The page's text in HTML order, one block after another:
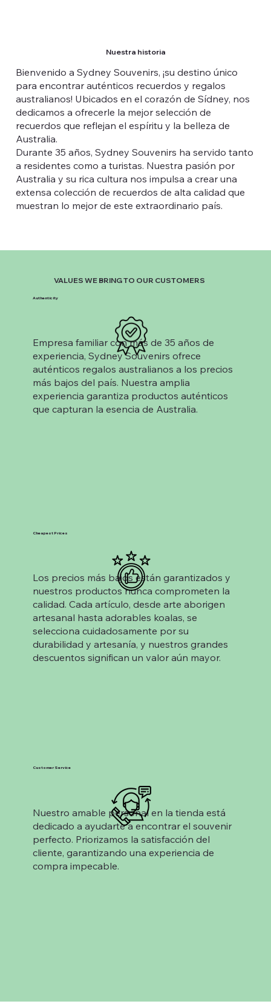
Nuestra historia
Bienvenido a Sydney Souvenirs, ¡su destino único
para encontrar auténticos recuerdos y regalos
australianos! Ubicados en el corazón de Sídney, nos
dedicamos a ofrecerle la mejor selección de
recuerdos que reflejan el espíritu y la belleza de
Australia.
Durante 35 años, Sydney Souvenirs ha servido tanto
a residentes como a turistas. Nuestra pasión por
Australia y su rica cultura nos impulsa a crear una
extensa colección de recuerdos de alta calidad que
muestran lo mejor de este extraordinario país.
VALUES WE BRING TO OUR CUSTOMERS
Empresa familiar con más de 35 años de
experiencia, Sydney Souvenirs ofrece
auténticos regalos australianos a los precios
más bajos del país. Nuestra amplia
experiencia garantiza productos auténticos
que capturan la esencia de Australia.
Authenticity
Los precios más bajos están garantizados y
nuestros productos nunca comprometen la
calidad. Cada artículo, desde arte aborigen
artesanal hasta adorables koalas, se
selecciona cuidadosamente por su
durabilidad y artesanía, y nuestros grandes
descuentos significan un valor aún mayor.
Cheapest Prices
Nuestro amable personal en la tienda está
dedicado a ayudarte a encontrar el souvenir
perfecto. Priorizamos la satisfacción del
cliente, garantizando una experiencia de
compra impecable.
Customer Service